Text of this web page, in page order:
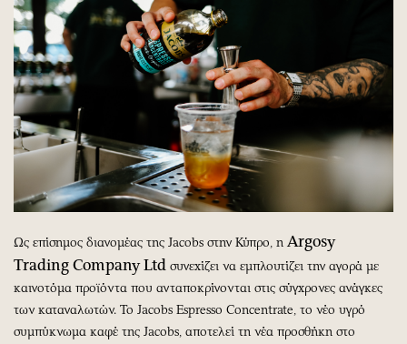
Ως επίσημος διανομέας της Jacobs στην Κύπρο, η Argosy
Trading Company Ltd συνεχίζει να εμπλουτίζει την αγορά με
καινοτόμα προϊόντα που ανταποκρίνονται στις σύγχρονες ανάγκες
των καταναλωτών. Το Jacobs Espresso Concentrate, το νέο υγρό
συμπύκνωμα καφέ της Jacobs, αποτελεί τη νέα προσθήκη στο